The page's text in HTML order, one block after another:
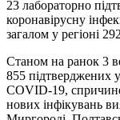
23 лабораторно
коронавірусну
загалом у регіоні
Станом на ранок 3
855 підтверджених
COVID-19,
нових інфікувань